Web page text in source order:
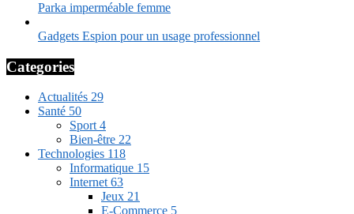
Parka imperméable femme
Gadgets Espion pour un usage professionnel
Categories
Actualités 29
Santé 50
Sport4
Bien-être 22
Technologies 118
Informatique 15
Internet63
Jeux 21
E-Commerce 5